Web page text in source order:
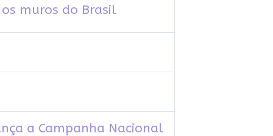
muros do Brasil
a Campanha Nacional